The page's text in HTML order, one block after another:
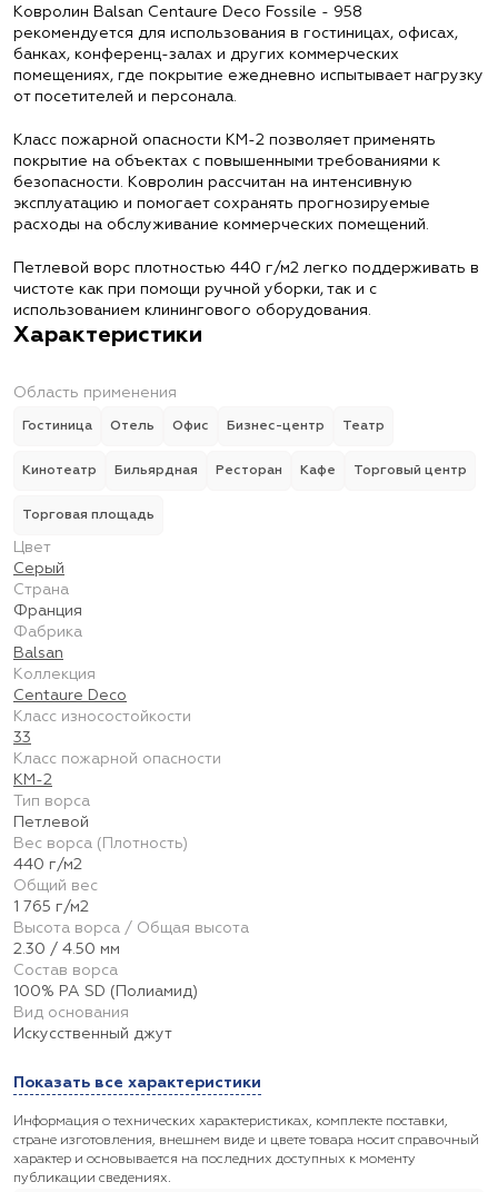
Ковролин Balsan Centaure Deco Fossile - 958
рекомендуется для использования в гостиницах, офисах,
банках, конференц-залах и других коммерческих
помещениях, где покрытие ежедневно испытывает нагрузку
от посетителей и персонала.
Класс пожарной опасности КМ-2 позволяет применять
покрытие на объектах с повышенными требованиями к
безопасности. Ковролин рассчитан на интенсивную
эксплуатацию и помогает сохранять прогнозируемые
расходы на обслуживание коммерческих помещений.
Петлевой ворс плотностью 440 г/м2 легко поддерживать в
чистоте как при помощи ручной уборки, так и с
использованием клинингового оборудования.
Характеристики
Область применения
Гостиница Отель Офис Бизнес-центр Театр
Кинотеатр Бильярдная Ресторан Кафе Торговый центр
Торговая площадь
Цвет
Серый
Страна
Франция
Фабрика
Balsan
Коллекция
Centaure Deco
Класс износостойкости
33
Класс пожарной опасности
КМ-2
Тип ворса
Петлевой
Вес ворса (Плотность)
440 г/м2
Общий вес
1 765 г/м2
Высота ворса / Общая высота
2.30 / 4.50 мм
Состав ворса
100% PA SD (Полиамид)
Вид основания
Искусственный джут
Показать все характеристики
Информация о технических характеристиках, комплекте поставки,
стране изготовления, внешнем виде и цвете товара носит справочный
характер и основывается на последних доступных к моменту
публикации сведениях.